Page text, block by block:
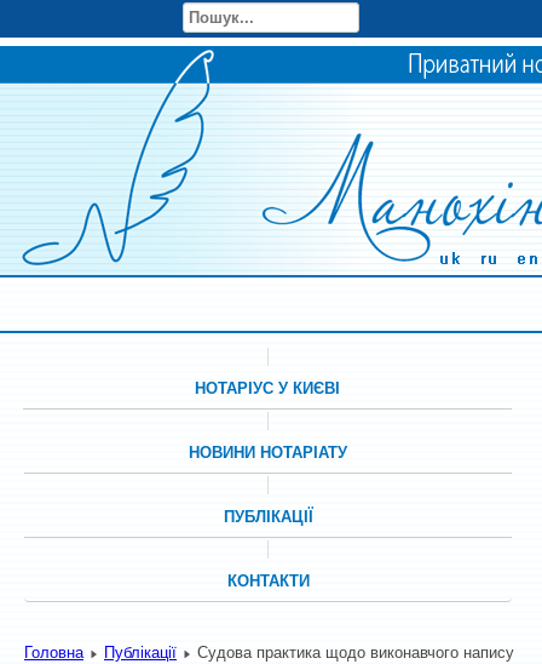
НОТАРІУС У КИЄВІ
НОВИНИ НОТАРІАТУ
ПУБЛІКАЦІЇ
КОНТАКТИ
Головна Публікації
Судова практика щодо виконавчого напису